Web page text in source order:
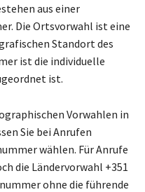
aus einer
Die Ortsvorwahl ist eine
Standort des
ist die individuelle
ist.
Vorwahlen in
Sie bei Anrufen
wählen. Für Anrufe
die Ländervorwahl +351
ohne die führende